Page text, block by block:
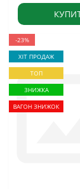
-23%
ХІТ ПРОДАЖ
ТОП
ЗНИЖКА
ВАГОН ЗНИЖОК